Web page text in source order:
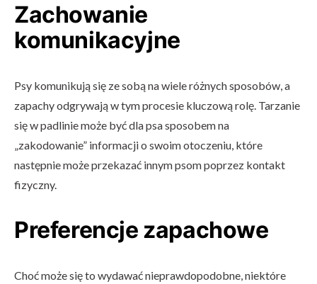
Zachowanie
komunikacyjne
Psy komunikują się ze sobą na wiele różnych sposobów, a
zapachy odgrywają w tym procesie kluczową rolę. Tarzanie
się w padlinie może być dla psa sposobem na
„zakodowanie” informacji o swoim otoczeniu, które
następnie może przekazać innym psom poprzez kontakt
fizyczny.
Preferencje zapachowe
Choć może się to wydawać nieprawdopodobne, niektóre